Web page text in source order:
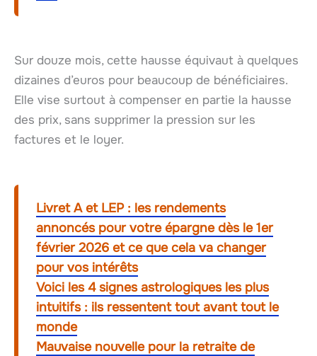
Sur douze mois, cette hausse équivaut à quelques
dizaines d’euros pour beaucoup de bénéficiaires.
Elle vise surtout à compenser en partie la hausse
des prix, sans supprimer la pression sur les
factures et le loyer.
Livret A et LEP : les rendements
annoncés pour votre épargne dès le 1er
février 2026 et ce que cela va changer
pour vos intérêts
Voici les 4 signes astrologiques les plus
intuitifs : ils ressentent tout avant tout le
monde
Mauvaise nouvelle pour la retraite de